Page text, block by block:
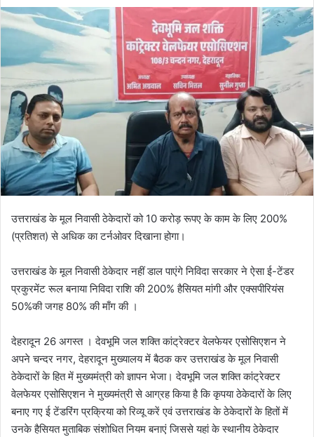
a
n
e
m
i
l
उत्तराखंड के मूल निवासी ठेकेदारों को 10 करोड़ रूपए के काम के लिए 200%
(प्रतिशत) से अधिक का टर्नओवर दिखाना होगा।
उत्तराखंड के मूल निवासी ठेकेदार नहीं डाल पाएंगे निविदा सरकार ने ऐसा ई-टेंडर
प्रकुरमेंट रूल बनाया निविदा राशि की 200% हैसियत मांगी और एक्सपीरियंस
50%की जगह 80% की माँग की ।
देहरादून 26 अगस्त । देवभूमि जल शक्ति कांट्रेक्टर वेलफेयर एसोसिएशन ने
अपने चन्दर नगर, देहरादून मुख्यालय में बैठक कर उत्तराखंड के मूल निवासी
ठेकेदारों के हित में मुख्यमंत्री को ज्ञापन भेजा। देवभूमि जल शक्ति कांट्रेक्टर
वेलफेयर एसोसिएशन ने मुख्यमंत्री से आग्रह किया है कि कृपया ठेकेदारों के लिए
बनाए गए ई टेंडरिंग प्रक्रिया को रिव्यू करें एवं उत्तराखंड के ठेकेदारों के हितों में
उनके हैसियत मुताबिक संशोधित नियम बनाएं जिससे यहां के स्थानीय ठेकेदार